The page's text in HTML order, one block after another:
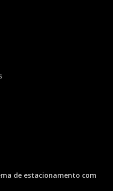
de estacionamento com